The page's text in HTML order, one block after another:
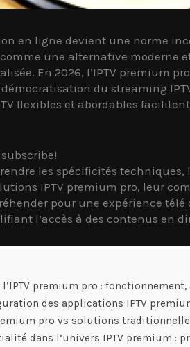
en ligne devient une norme
comme une alternative
En 2026, l’IPTV premium
du streaming
flexibles et abordables
les spécificités
IPTV premium pro, leur
pour une expérience
l’accès à des contenus en
premium pro :
des applications IPTV
pro vs solutions
dans l’univers IPTV premium :